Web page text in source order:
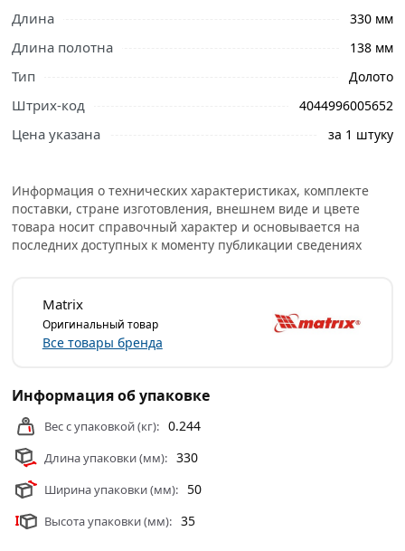
профессиональные менеджеры обработают заказ и
свяжутся с Вами для согласования условий доставки
или самовывоза.
Условия доставки и цены на товар Долото-стамеска 10
мм MATRIX Тигровый глаз 24505 из категорииСтамески
действительны в Москве и области.
Длина 330 мм
Длина полотна 138 мм
Тип Долото
Штрих-код 4044996005652
Цена указана за 1 штуку
Информация о технических характеристиках, комплекте
поставки, стране изготовления, внешнем виде и цвете
товара носит справочный характер и основывается на
последних доступных к моменту публикации сведениях
Matrix
Оригинальный товар
Все товары бренда
Информация об упаковке
Вес с упаковкой (кг): 0.244
Длина упаковки (мм): 330
Ширина упаковки (мм): 50
Высота упаковки (мм): 35